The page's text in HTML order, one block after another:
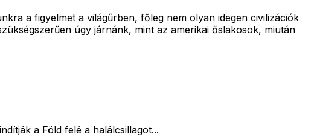
a figyelmet a világűrben, főleg nem olyan idegen civilizációk
úgy járnánk, mint az amerikai őslakosok, miután
a Föld felé a halálcsillagot...